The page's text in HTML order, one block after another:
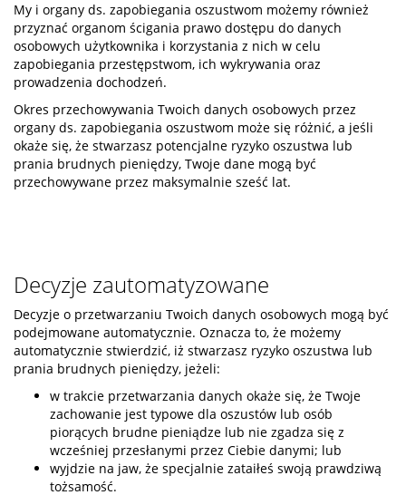
My i organy ds. zapobiegania oszustwom możemy również
przyznać organom ścigania prawo dostępu do danych
osobowych użytkownika i korzystania z nich w celu
zapobiegania przestępstwom, ich wykrywania oraz
prowadzenia dochodzeń.
Okres przechowywania Twoich danych osobowych przez
organy ds. zapobiegania oszustwom może się różnić, a jeśli
okaże się, że stwarzasz potencjalne ryzyko oszustwa lub
prania brudnych pieniędzy, Twoje dane mogą być
przechowywane przez maksymalnie sześć lat.
Decyzje zautomatyzowane
Decyzje o przetwarzaniu Twoich danych osobowych mogą być
podejmowane automatycznie. Oznacza to, że możemy
automatycznie stwierdzić, iż stwarzasz ryzyko oszustwa lub
prania brudnych pieniędzy, jeżeli:
w trakcie przetwarzania danych okaże się, że Twoje
zachowanie jest typowe dla oszustów lub osób
piorących brudne pieniądze lub nie zgadza się z
wcześniej przesłanymi przez Ciebie danymi; lub
wyjdzie na jaw, że specjalnie zataiłeś swoją prawdziwą
tożsamość.